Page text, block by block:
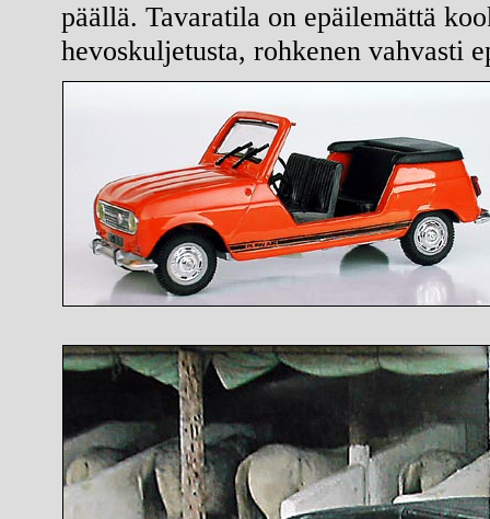
päällä. Tavaratila on epäilemättä
hevoskuljetusta, rohkenen vahvasti